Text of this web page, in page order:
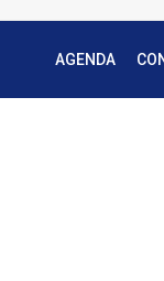
AGENDA